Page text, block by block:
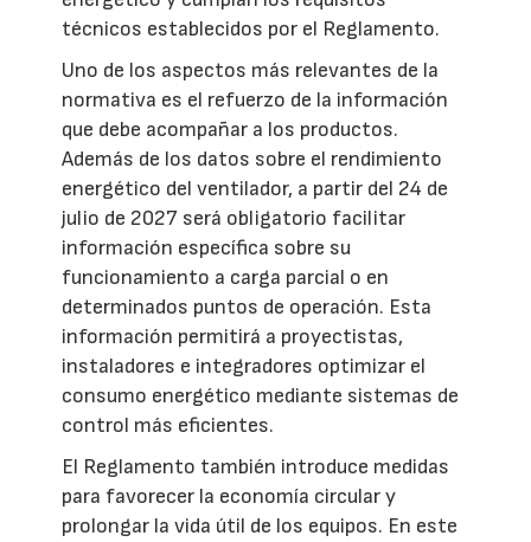
técnicos establecidos por el Reglamento.
Uno de los aspectos más relevantes de la
normativa es el refuerzo de la información
que debe acompañar a los productos.
Además de los datos sobre el rendimiento
energético del ventilador, a partir del 24 de
julio de 2027 será obligatorio facilitar
información específica sobre su
funcionamiento a carga parcial o en
determinados puntos de operación. Esta
información permitirá a proyectistas,
instaladores e integradores optimizar el
consumo energético mediante sistemas de
control más eficientes.
El Reglamento también introduce medidas
para favorecer la economía circular y
prolongar la vida útil de los equipos. En este